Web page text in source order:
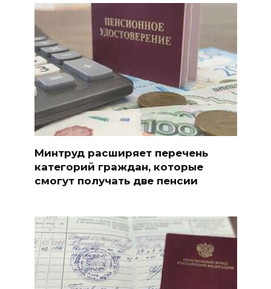
Минтруд расширяет перечень
категорий граждан, которые
смогут получать две пенсии